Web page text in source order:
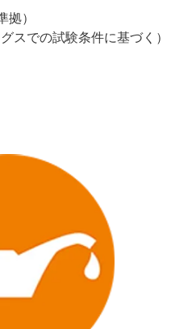
）
スでの試験条件に基づく）